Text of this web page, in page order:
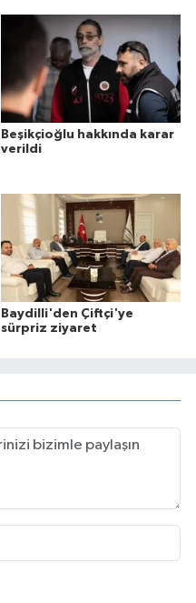
Beşikçioğlu hakkında karar
verildi
Baydilli'den Çiftçi'ye
sürpriz ziyaret